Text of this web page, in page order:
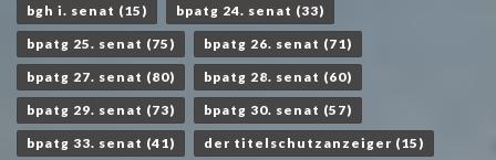
bgh i. senat (15) bpatg 24. senat (33)
bpatg 25. senat (75) bpatg 26. senat (71)
bpatg 27. senat (80) bpatg 28. senat (60)
bpatg 29. senat (73) bpatg 30. senat (57)
bpatg 33. senat (41) der titelschutzanzeiger (15)